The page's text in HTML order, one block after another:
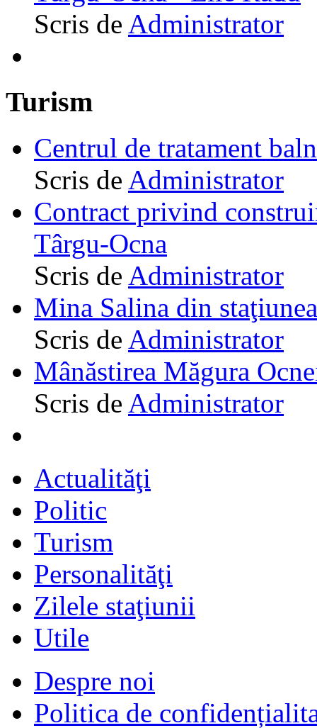
Scris de Administrator
Turism
Centrul de tratament
Scris de Administrator
Contract privind
Târgu-Ocna
Scris de Administrator
Mina Salina din
Scris de Administrator
Mânăstirea Măgura
Scris de Administrator
Actualităţi
Politic
Turism
Personalităţi
Zilele staţiunii
Utile
Despre noi
Politica de